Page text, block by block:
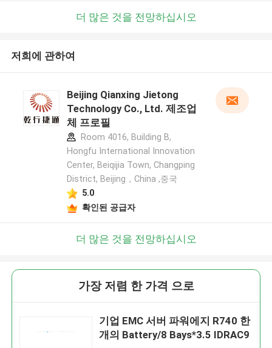
더 많은 것을 전망하십시오
저희에 관하여
Beijing Qianxing Jietong
Technology Co., Ltd. 제조업
체 프로필
Room 4016, Building B,
Hongfu International Innovation
Center, Beiqijia Town, Changping
District, Beijing，China ,중국
5.0
확인된 공급자
더 많은 것을 전망하십시오
가장 저렴 한 가격 으로
기업 EMC 서버 파워에지 R740 한
개의 Battery/8 Bays*3.5 IDRAC9